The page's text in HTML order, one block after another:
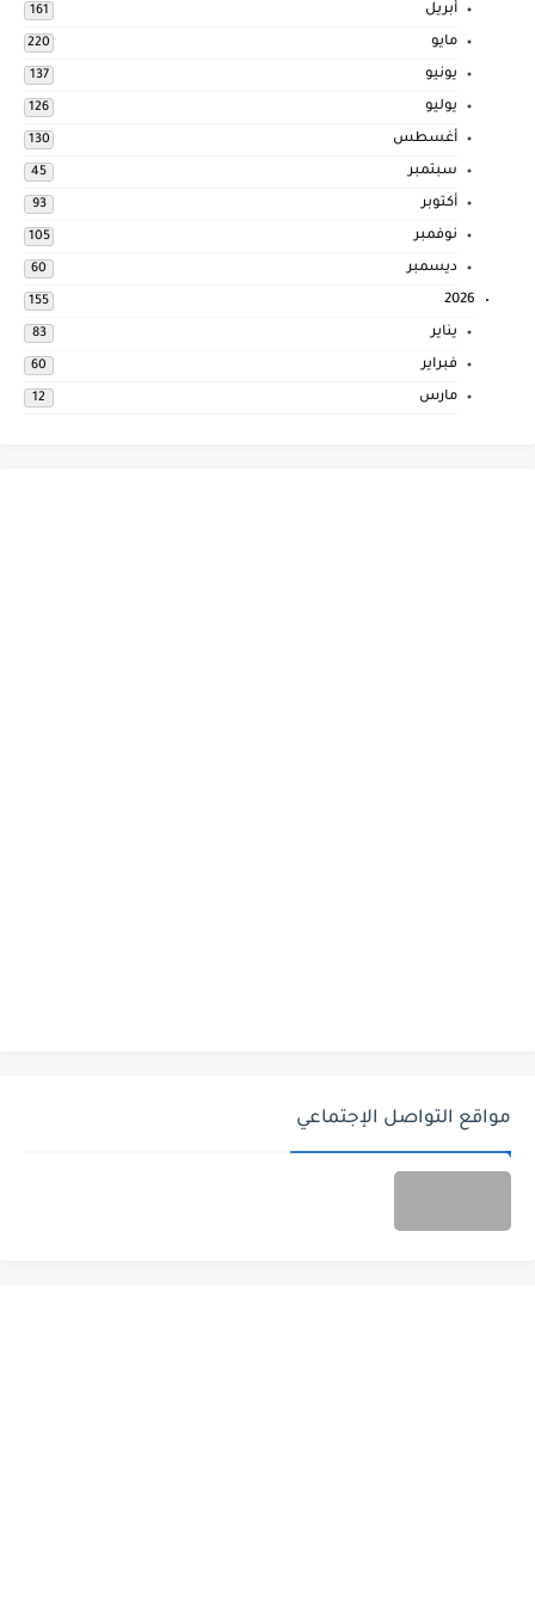
أبريل 161
مايو 220
يونيو 137
يوليو 126
أغسطس 130
سبتمبر 45
أكتوبر 93
نوفمبر 105
ديسمبر 60
2026
155
يناير 83
فبراير 60
مارس 12
مواقع التواصل الإجتماعي